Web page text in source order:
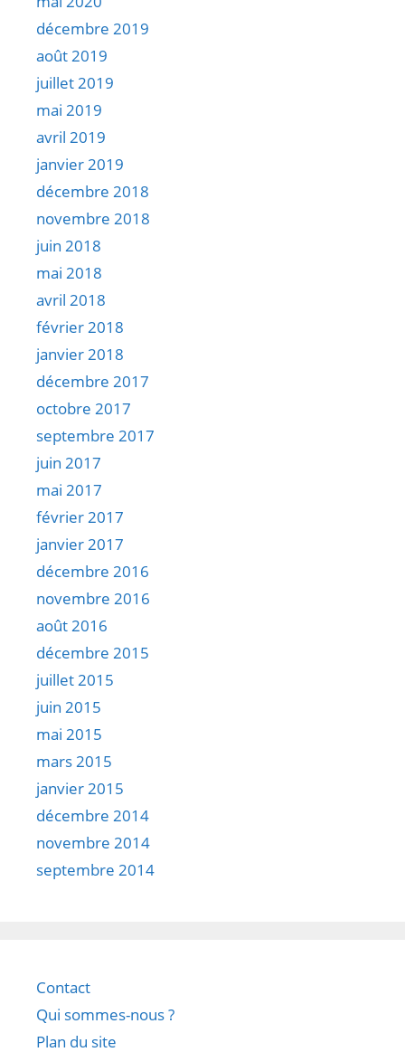
décembre 2019
août 2019
juillet 2019
mai 2019
avril 2019
janvier 2019
décembre 2018
novembre 2018
juin 2018
mai 2018
avril 2018
février 2018
janvier 2018
décembre 2017
octobre 2017
septembre 2017
juin 2017
mai 2017
février 2017
janvier 2017
décembre 2016
novembre 2016
août 2016
décembre 2015
juillet 2015
juin 2015
mai 2015
mars 2015
janvier 2015
décembre 2014
novembre 2014
septembre 2014
Contact
Qui sommes-nous ?
Plan du site